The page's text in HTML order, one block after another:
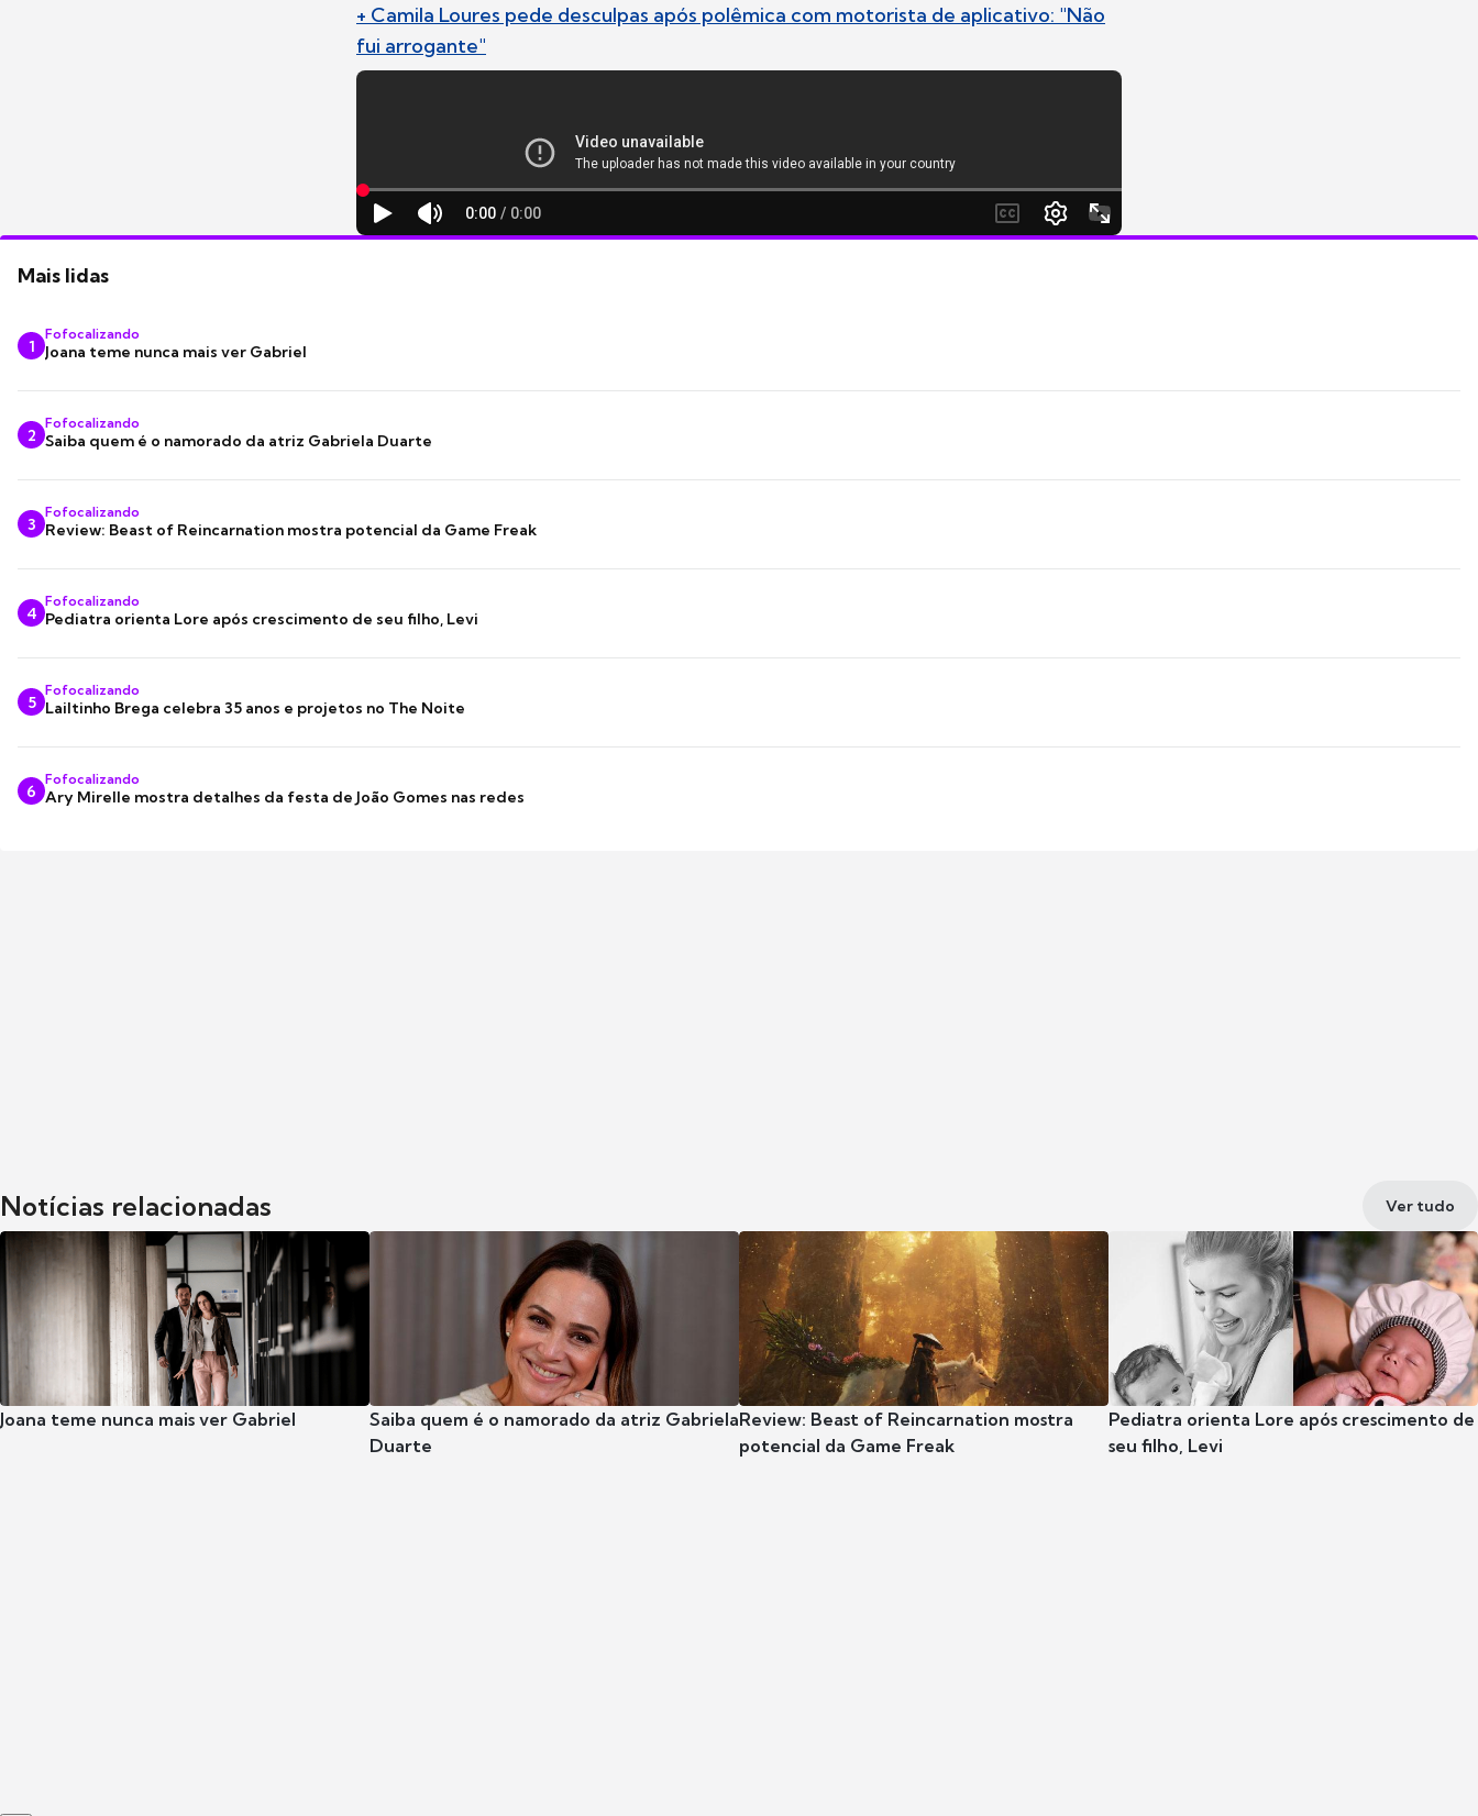
+ Camila Loures pede desculpas após polêmica com motorista de aplicativo: "Não
fui arrogante"
Mais lidas
1
Fofocalizando
Joana teme nunca mais ver Gabriel
2
Fofocalizando
Saiba quem é o namorado da atriz Gabriela Duarte
3
Fofocalizando
Review: Beast of Reincarnation mostra potencial da Game Freak
4
Fofocalizando
Pediatra orienta Lore após crescimento de seu filho, Levi
5
Fofocalizando
Lailtinho Brega celebra 35 anos e projetos no The Noite
6
Fofocalizando
Ary Mirelle mostra detalhes da festa de João Gomes nas redes
Notícias relacionadas Ver tudo
Joana teme nunca mais ver Gabriel
Saiba quem é o namorado da atriz Gabriela
Duarte
Review: Beast of Reincarnation mostra
potencial da Game Freak
Pediatra orienta Lore após crescimento de
seu filho, Levi